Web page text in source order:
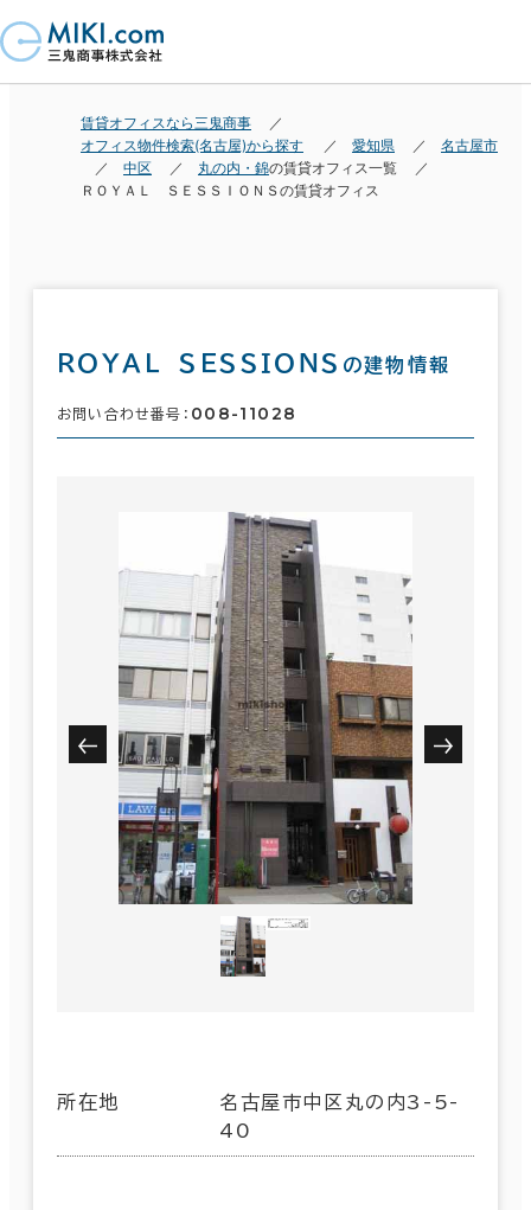
賃貸オフィスなら三鬼商事
オフィス物件検索(名古屋)から探す
愛知県
名古屋市
中区
丸の内・錦の賃貸オフィス一覧
ＲＯＹＡＬ ＳＥＳＳＩＯＮＳの賃貸オフィス
ＲＯＹＡＬ ＳＥＳＳＩＯＮＳ の建物情報
お問い合わせ番号： 008-11028
所在地
名古屋市中区丸の内3-5-
40